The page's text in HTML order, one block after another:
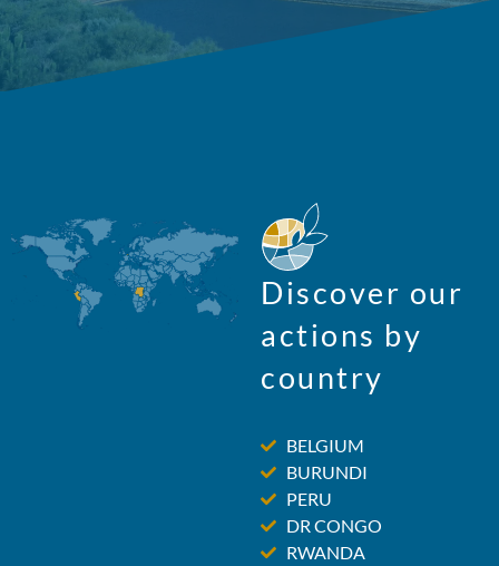
Discover our
actions by
country
BELGIUM
BURUNDI
PERU
DR CONGO
RWANDA